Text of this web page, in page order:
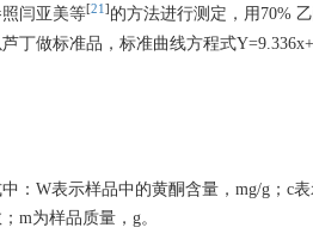
闫亚美等[21 ] 的方法进行测定，用70%
丁做标准品，标准曲线方程式
：W表示样品中的黄酮含量，mg/g；c
m为样品质量，g。